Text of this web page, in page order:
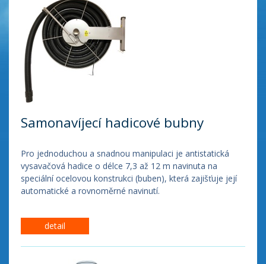
Samonavíjecí hadicové bubny
Pro jednoduchou a snadnou manipulaci je antistatická
vysavačová hadice o délce 7,3 až 12 m navinuta na
speciální ocelovou konstrukci (buben), která zajišťuje její
automatické a rovnoměrné navinutí.
Pouhým popotažením za hadici a pootočením bubnu
dojde k otevření mechanické uzavírací klapky a
detail